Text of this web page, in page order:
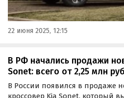
22 июня 2025, 12:15
В РФ начались продажи
Sonet: всего от 2,25 млн
В России появился в
кроссовер Kia Sonet, который